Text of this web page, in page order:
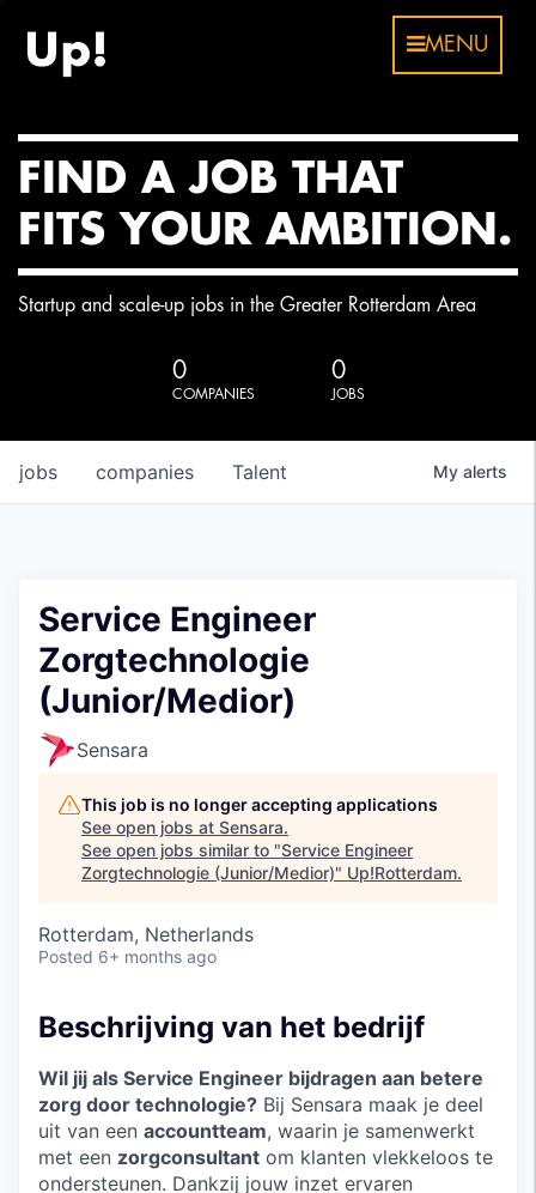
MENU
FIND A JOB THAT
FITS YOUR AMBITION.
Startup and scale-up jobs in the Greater Rotterdam Area
0
COMPANIES
0
JOBS
jobs companies Talent My alerts
Service Engineer
Zorgtechnologie
(Junior/Medior)
Sensara
This job is no longer accepting applications
See open jobs at Sensara.
See open jobs similar to "Service Engineer
Zorgtechnologie (Junior/Medior)" Up!Rotterdam.
Rotterdam, Netherlands
Posted 6+ months ago
Beschrijving van het bedrijf
Wil jij als Service Engineer bijdragen aan betere
zorg door technologie? Bij Sensara maak je deel
uit van een accountteam, waarin je samenwerkt
met een zorgconsultant om klanten vlekkeloos te
ondersteunen. Dankzij jouw inzet ervaren